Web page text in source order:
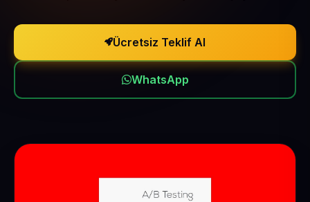
Ücretsiz Teklif Al
WhatsApp